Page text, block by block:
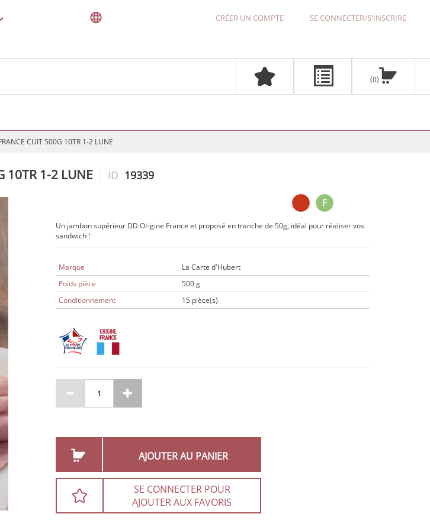
CRÉER UN COMPTE SE CONNECTER/S'INSCRIRE
0
CUIT 500G 10TR 1-2 LUNE
10TR 1-2 LUNE ID 19339
Un jambon supérieur DD Origine France et proposé en tranche de 50g, idéal pour réaliser vos
sandwich !
Marque
La Carte d'Hubert
Poids pièce
500 g
Conditionnement
15 pièce(s)
AJOUTER AU PANIER
SE CONNECTER POUR
AJOUTER AUX FAVORIS